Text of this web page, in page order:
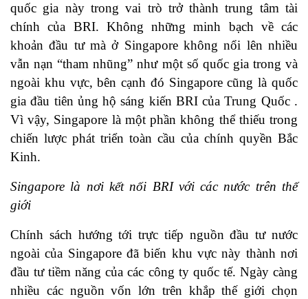
quốc gia này trong vai trò trở thành trung tâm tài
chính của BRI. Không những minh bạch về các
khoản đầu tư mà ở Singapore không nổi lên nhiều
vẫn nạn “tham nhũng” như một số quốc gia trong và
ngoài khu vực, bên cạnh đó Singapore cũng là quốc
gia đầu tiên ủng hộ sáng kiến BRI của Trung Quốc .
Vì vậy, Singapore là một phần không thể thiếu trong
chiến lược phát triển toàn cầu của chính quyền Bắc
Kinh.
Singapore là nơi kết nối BRI với các nước trên thế
giới
Chính sách hướng tới trực tiếp nguồn đầu tư nước
ngoài của Singapore đã biến khu vực này thành nơi
đầu tư tiềm năng của các công ty quốc tế. Ngày càng
nhiều các nguồn vốn lớn trên khắp thế giới chọn